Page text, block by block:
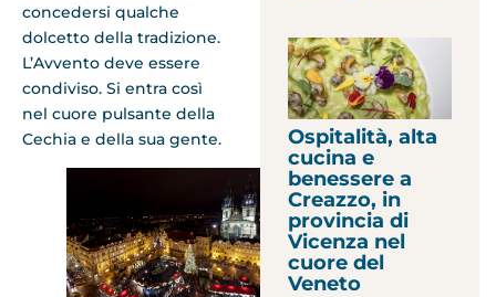
concedersi qualche
dolcetto della tradizione.
L’Avvento deve essere
condiviso. Si entra così
nel cuore pulsante della
Cechia e della sua gente.
Ospitalità, alta
cucina e
benessere a
Creazzo, in
provincia di
Vicenza nel
cuore del
Veneto